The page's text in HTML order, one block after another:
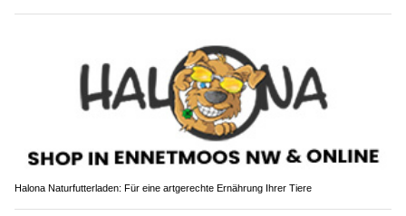
Halona Naturfutterladen: Für eine artgerechte Ernährung Ihrer Tiere